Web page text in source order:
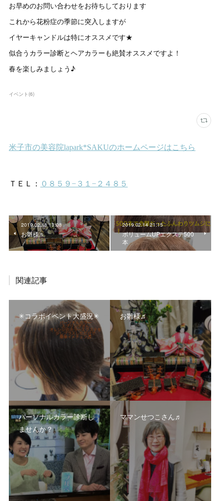
お早めのお問い合わせをお待ちしております
これから花粉症の季節に突入しますが
イヤーキャンドルは特にオススメです★
似合うカラー診断とヘアカラーも絶賛オススメですよ！
春を楽しみましょう♪
イベント(6)
2019.02.18 13:08
お雛様♬
2019.02.14 21:15
ボリュームUPエクステ500
本
関連記事
✳︎コラボイベント大盛況✳︎ お雛様♬
パーソナルカラー診断し
ませんか？
ママンせつこさん♬